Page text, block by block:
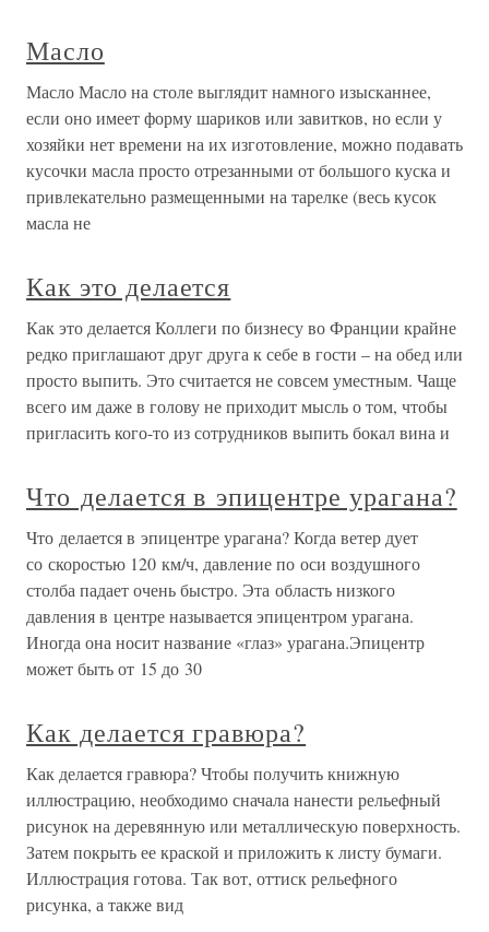
Масло
Масло Масло на столе выглядит намного изысканнее,
если оно имеет форму шариков или завитков, но если у
хозяйки нет времени на их изготовление, можно подавать
кусочки масла просто отрезанными от большого куска и
привлекательно размещенными на тарелке (весь кусок
масла не
Как это делается
Как это делается Коллеги по бизнесу во Франции крайне
редко приглашают друг друга к себе в гости – на обед или
просто выпить. Это считается не совсем уместным. Чаще
всего им даже в голову не приходит мысль о том, чтобы
пригласить кого-то из сотрудников выпить бокал вина и
Что делается в эпицентре урагана?
Что делается в эпицентре урагана? Когда ветер дует
со скоростью 120 км/ч, давление по оси воздушного
столба падает очень быстро. Эта область низкого
давления в центре называется эпицентром урагана.
Иногда она носит название «глаз» урагана.Эпицентр
может быть от 15 до 30
Как делается гравюра?
Как делается гравюра? Чтобы получить книжную
иллюстрацию, необходимо сначала нанести рельефный
рисунок на деревянную или металлическую поверхность.
Затем покрыть ее краской и приложить к листу бумаги.
Иллюстрация готова. Так вот, оттиск рельефного
рисунка, а также вид